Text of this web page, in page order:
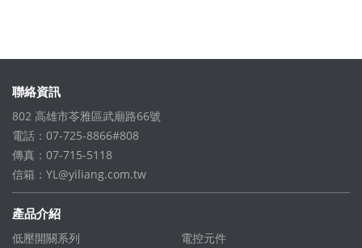
聯絡資訊
802 高雄市苓雅區武廟路66號
電話：07-725-8866#808
傳真：07-715-5118
信箱： YL@yiliang.com.tw
產品介紹
低壓開關系列 電控元件